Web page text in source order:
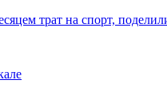
трат на спорт,